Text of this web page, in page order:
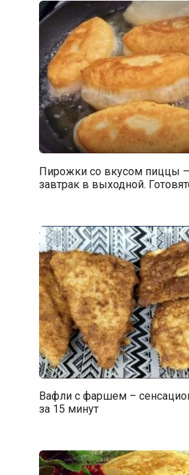
Пирожки со вкусом пиццы
завтрак в выходной.
Вафли с фаршем –
за 15 минут